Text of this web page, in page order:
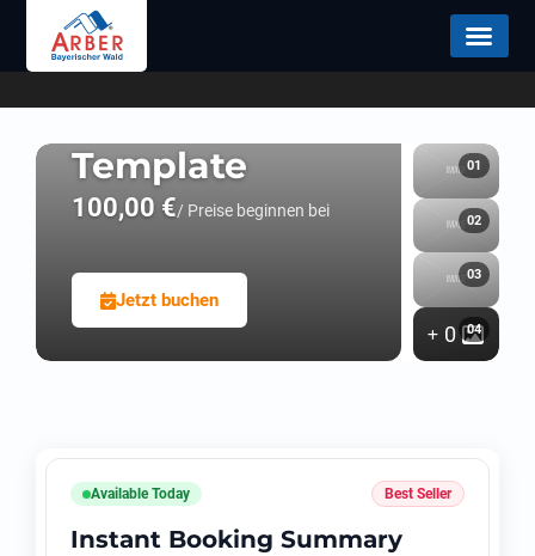
Doctor
Appointment –
Muffin
Template
100,00 €/ Preise beginnen bei
Jetzt buchen
0
Available Today Best Seller
Instant Booking Summary